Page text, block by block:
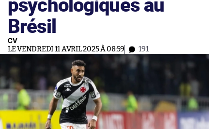
Brésil
CV
LE VENDREDI 11 AVRIL 2025 À 08:59 191